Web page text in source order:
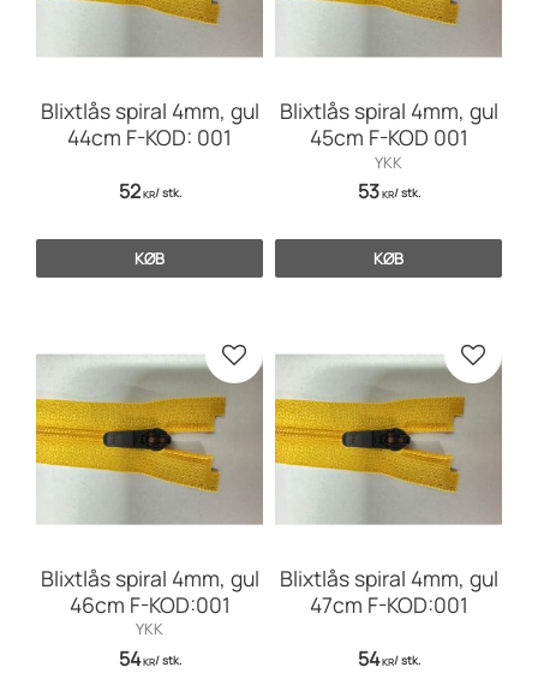
Blixtlås spiral 4mm, gul
44cm F-KOD: 001
52KR/stk.
KØB
Blixtlås spiral 4mm, gul
45cm F-KOD 001
YKK
53KR/stk.
KØB
Blixtlås spiral 4mm, gul
46cm F-KOD:001
YKK
54KR/stk.
Gem som favorit
Blixtlås spiral 4mm, gul
47cm F-KOD:001
54KR/stk.
Gem